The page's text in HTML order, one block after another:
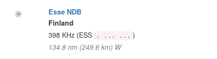
Esse NDB
Finland
398 KHz (ESS . ... ... )
134.8 nm (249.6 km) W